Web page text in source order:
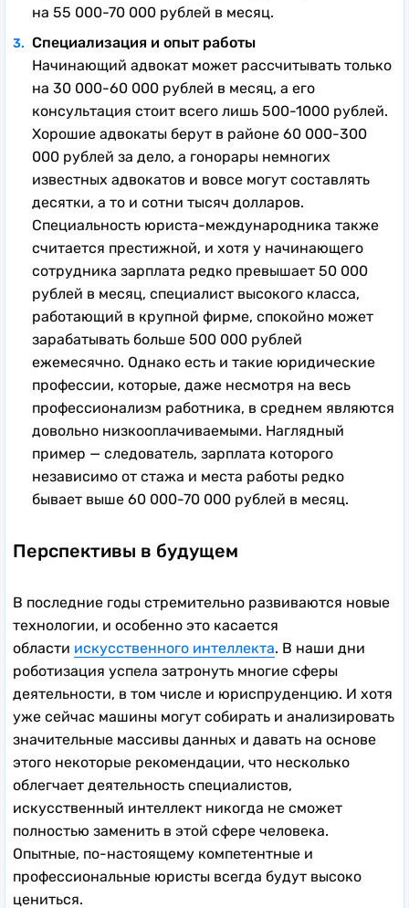
на 55 000-70 000 рублей в месяц.
Специализация и опыт работы
Начинающий адвокат может рассчитывать только
на 30 000-60 000 рублей в месяц, а его
консультация стоит всего лишь 500-1000 рублей.
Хорошие адвокаты берут в районе 60 000-300
000 рублей за дело, а гонорары немногих
известных адвокатов и вовсе могут составлять
десятки, а то и сотни тысяч долларов.
Специальность юриста-международника также
считается престижной, и хотя у начинающего
сотрудника зарплата редко превышает 50 000
рублей в месяц, специалист высокого класса,
работающий в крупной фирме, спокойно может
зарабатывать больше 500 000 рублей
ежемесячно. Однако есть и такие юридические
профессии, которые, даже несмотря на весь
профессионализм работника, в среднем являются
довольно низкооплачиваемыми. Наглядный
пример — следователь, зарплата которого
независимо от стажа и места работы редко
бывает выше 60 000-70 000 рублей в месяц.
Перспективы в будущем
В последние годы стремительно развиваются новые
технологии, и особенно это касается
области искусственного интеллекта. В наши дни
роботизация успела затронуть многие сферы
деятельности, в том числе и юриспруденцию. И хотя
уже сейчас машины могут собирать и анализировать
значительные массивы данных и давать на основе
этого некоторые рекомендации, что несколько
облегчает деятельность специалистов,
искусственный интеллект никогда не сможет
полностью заменить в этой сфере человека.
Опытные, по-настоящему компетентные и
профессиональные юристы всегда будут высоко
цениться.